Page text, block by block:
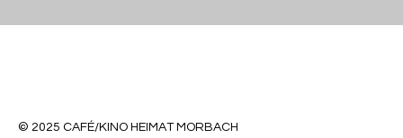
© 2025 CAFÉ/KINO HEIMAT MORBACH